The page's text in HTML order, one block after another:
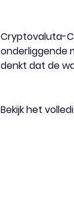
Cryptovaluta-
onderliggende
denkt dat de
Bekijk het